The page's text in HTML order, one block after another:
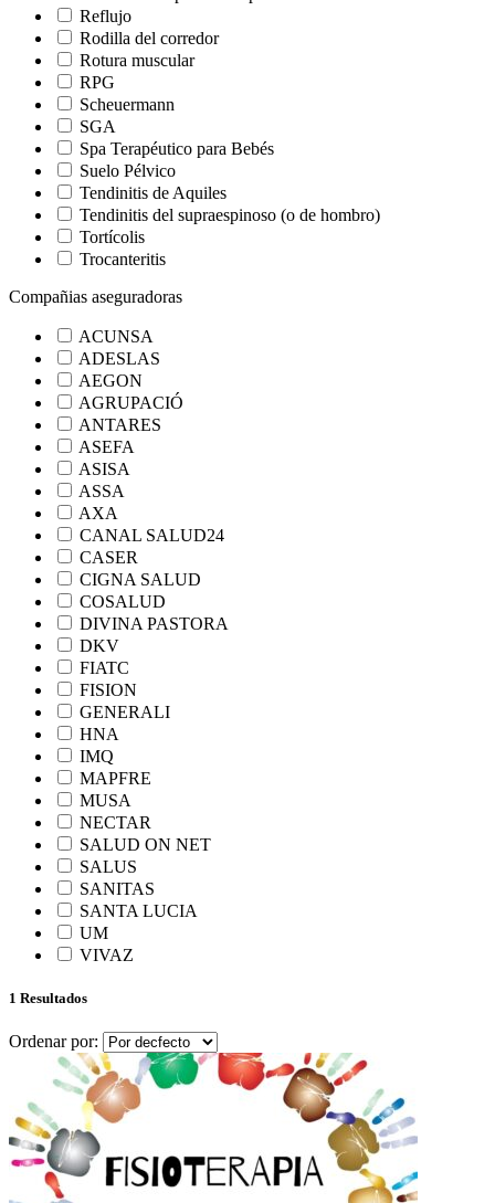
Reflujo
Rodilla del corredor
Rotura muscular
RPG
Scheuermann
SGA
Spa Terapéutico para Bebés
Suelo Pélvico
Tendinitis de Aquiles
Tendinitis del supraespinoso (o de hombro)
Tortícolis
Trocanteritis
Compañias aseguradoras
ACUNSA
ADESLAS
AEGON
AGRUPACIÓ
ANTARES
ASEFA
ASISA
ASSA
AXA
CANAL SALUD24
CASER
CIGNA SALUD
COSALUD
DIVINA PASTORA
DKV
FIATC
FISION
GENERALI
HNA
IMQ
MAPFRE
MUSA
NECTAR
SALUD ON NET
SALUS
SANITAS
SANTA LUCIA
UM
VIVAZ
1 Resultados
Ordenar por: